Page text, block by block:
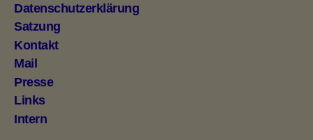
Datenschutzerklärung
Satzung
Kontakt
Mail
Presse
Links
Intern